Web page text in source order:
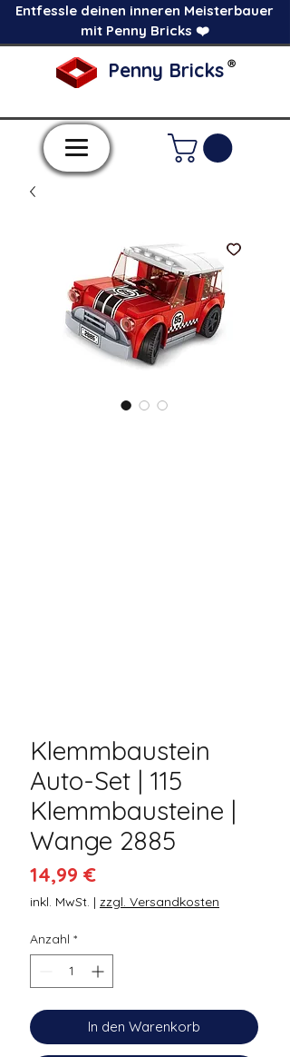
Entfessle deinen inneren Meisterbauer
mit Penny Bricks ❤️
Penny Bricks ®
Klemmbaustein
Auto-Set | 115
Klemmbausteine |
Wange 2885
14,99 €Preis
inkl. MwSt. | zzgl. Versandkosten
Anzahl *
In den Warenkorb